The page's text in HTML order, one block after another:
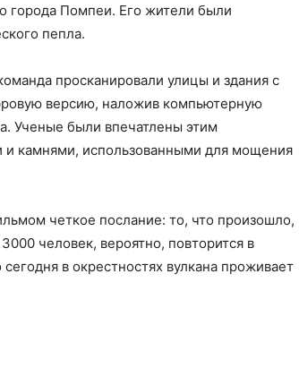
города Помпеи. Его жители были
пепла.
просканировали улицы и здания с
версию, наложив компьютерную
Ученые были впечатлены этим
и камнями, использованными для мощения
четкое послание: то, что произошло,
человек, вероятно, повторится в
в окрестностях вулкана проживает